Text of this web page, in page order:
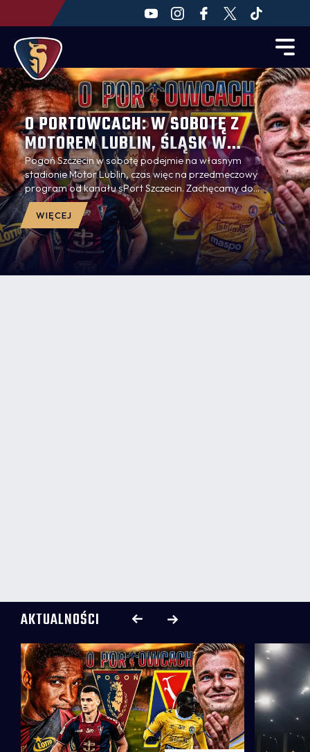
O PORTOWCACH: W SOBOTĘ Z
MOTOREM LUBLIN, ŚLĄSK W
PUCHARZE, EKSPERT W TOP 10
FANTASY EKSTRAKLASY [WIDEO]
Pogoń Szczecin w sobotę podejmie na własnym
stadionie Motor Lublin, czas więc na przedmeczowy
program od kanału sPort Szczecin. Zachęcamy do
oglądania!
WIĘCEJ
AKTUALNOŚCI